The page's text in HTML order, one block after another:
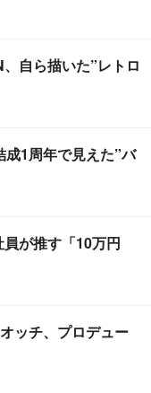
自ら描いた”レトロ
1周年で見えた”バ
員が推す「10万円
ッチ、プロデュー